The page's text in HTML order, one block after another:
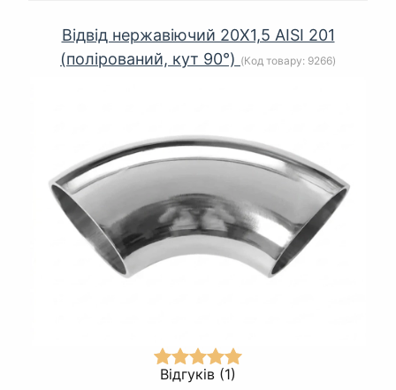
Відвід нержавіючий 20Х1,5 AISI 201
(полірований, кут 90°) (Код товару: 9266)
Відгуків (1)